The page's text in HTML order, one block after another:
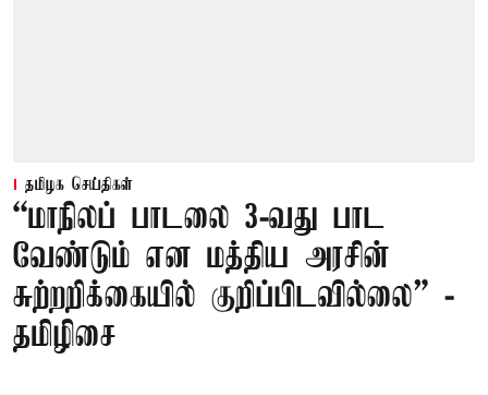
தமிழக செய்திகள்
“மாநிலப் பாடலை 3-வது பாட
வேண்டும் என மத்திய அரசின்
சுற்றறிக்கையில் குறிப்பிடவில்லை” -
தமிழிசை